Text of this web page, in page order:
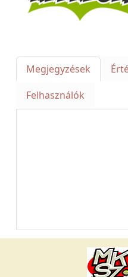
Megjegyzések
Felhasználók